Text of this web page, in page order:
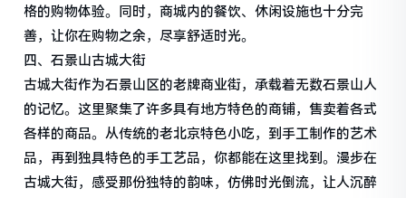
格的购物体验。同时，商城内的餐饮、休闲设施也十分完
善，让你在购物之余，尽享舒适时光。
四、石景山古城大街
古城大街作为石景山区的老牌商业街，承载着无数石景山人
的记忆。这里聚集了许多具有地方特色的商铺，售卖着各式
各样的商品。从传统的老北京特色小吃，到手工制作的艺术
品，再到独具特色的手工艺品，你都能在这里找到。漫步在
古城大街，感受那份独特的韵味，仿佛时光倒流，让人沉醉